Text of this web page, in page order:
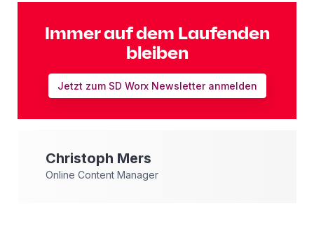
Immer auf dem Laufenden
bleiben
Jetzt zum SD Worx Newsletter anmelden
Christoph Mers
Online Content Manager